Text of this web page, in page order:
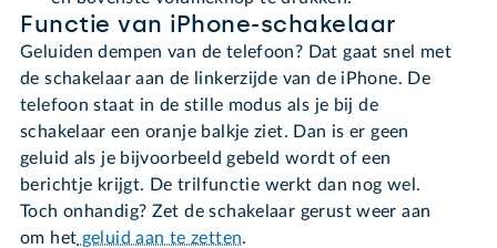
Functie van iPhone-schakelaar
Geluiden dempen van de telefoon? Dat gaat snel met
de schakelaar aan de linkerzijde van de iPhone. De
telefoon staat in de stille modus als je bij de
schakelaar een oranje balkje ziet. Dan is er geen
geluid als je bijvoorbeeld gebeld wordt of een
berichtje krijgt. De trilfunctie werkt dan nog wel.
Toch onhandig? Zet de schakelaar gerust weer aan
om het geluid aan te zetten.